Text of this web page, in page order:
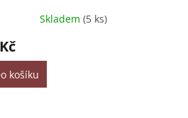
Skladem (5 ks)
košíku